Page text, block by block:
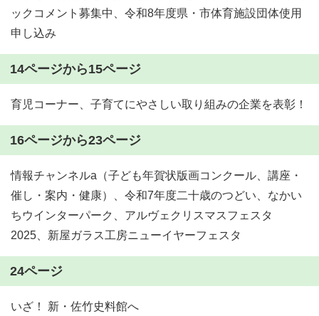
ックコメント募集中、令和8年度県・市体育施設団体使用
申し込み
14ページから15ページ
育児コーナー、子育てにやさしい取り組みの企業を表彰！
16ページから23ページ
情報チャンネルa（子ども年賀状版画コンクール、講座・
催し・案内・健康）、令和7年度二十歳のつどい、なかい
ちウインターパーク、アルヴェクリスマスフェスタ
2025、新屋ガラス工房ニューイヤーフェスタ
24ページ
いざ！ 新・佐竹史料館へ